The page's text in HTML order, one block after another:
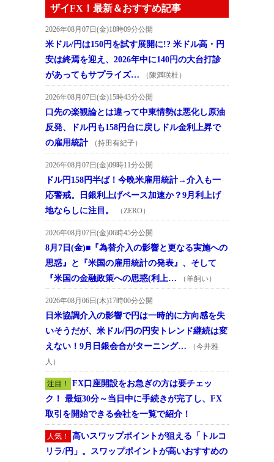
ザイFX！最新＆おすすめ記事
2026年08月07日(金)18時09分公開
米ドル/円は150円を試す展開に!? 米ドル高・円
安は終焉を迎え、2026年中に140円の大台打診
があってもサプライズ…
（陳満咲杜）
2026年08月07日(金)15時43分公開
口先の楽観論とは違って中東情勢は悪化し原油
反発、ドル円も158円台に戻しドル金利上昇で
の雇用統計
（持田有紀子）
2026年08月07日(金)09時11分公開
ドル円158円半ば！今晩米雇用統計→介入も一
応警戒。日銀利上げペース加速か？9月利上げ
地ならしに注目。
（ZERO）
2026年08月07日(金)06時45分公開
8月7日(金)■『為替介入の影響と更なる実施への
思惑』と『米国の雇用統計の発表』、そして
『米国の金融政策への思惑(利上…
（羊飼い）
2026年08月06日(木)17時00分公開
日米協調介入の影響で円は一時的に方向感を失
いそうだが、米ドル/円の円安トレンド継続は変
えない！9月日銀会合がターニング…
（今井雅
人）
注目！
FX口座開設をお急ぎの方は要チェッ
ク！ 最短30分～当日中に手続きが完了し、FX
取引を開始できる会社を一覧で紹介！
人気！
高いスワップポイントが狙える「トルコ
リラ/円」。スワップポイントが高いおすすめの